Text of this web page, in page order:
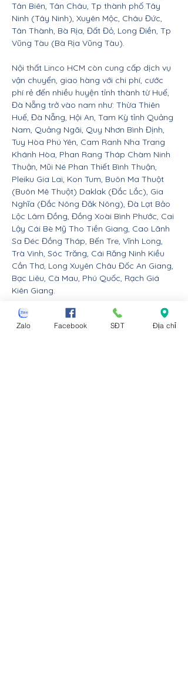
Tân Biên, Tân Châu, Tp thành phố Tây
Ninh (Tây Ninh), Xuyên Mộc, Châu Đức,
Tân Thành, Bà Rịa, Đất Đỏ, Long Điền, Tp
Vũng Tàu (Bà Rịa Vũng Tàu).
Nội thất Linco HCM còn cung cấp dịch vụ
vận chuyển, giao hàng với chi phí, cước
phí rẻ đến nhiều huyện tỉnh thành từ Huế,
Đà Nẵng trở vào nam như: Thừa Thiên
Huế, Đà Nẵng, Hội An, Tam Kỳ tỉnh Quảng
Nam, Quảng Ngãi, Quy Nhơn Bình Định,
Tuy Hòa Phú Yên, Cam Ranh Nha Trang
Khánh Hòa, Phan Rang Tháp Chàm Ninh
Thuận, Mũi Né Phan Thiết Bình Thuận,
Pleiku Gia Lai, Kon Tum, Buôn Ma Thuột
(Buôn Mê Thuột) Daklak (Đắc Lắc), Gia
Nghĩa (Đắc Nông Đăk Nông), Đà Lạt Bảo
Lộc Lâm Đồng, Đồng Xoài Bình Phước, Cai
Lậy Cái Bè Mỹ Tho Tiền Giang, Cao Lãnh
Sa Đéc Đồng Tháp, Bến Tre, Vĩnh Long,
Trà Vinh, Sóc Trăng, Cái Răng Ninh Kiều
Cần Thơ, Long Xuyên Châu Đốc An Giang,
Bạc Liêu, Cà Mau, Phú Quốc, Rạch Giá
Kiên Giang.
Nội thất Linco giao hàng cho các huyện,
thị xã tx, tp thành phố tỉnh thành từ Đà
Zalo Facebook SĐT Địa chỉ